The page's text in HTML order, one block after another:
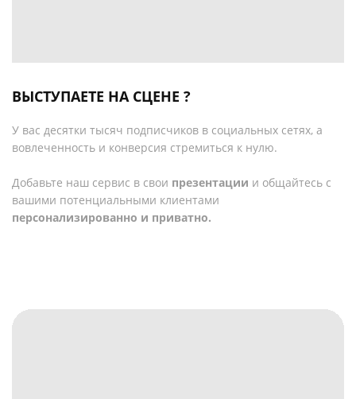
ВЫСТУПАЕТЕ НА СЦЕНЕ ?
У вас десятки тысяч подписчиков в социальных сетях, а
вовлеченность и конверсия стремиться к нулю.
Добавьте наш сервис в свои презентации и общайтесь с
вашими потенциальными клиентами
персонализированно и приватно.